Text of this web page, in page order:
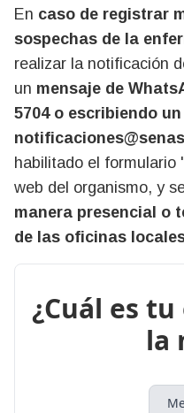
En caso de registrar
sospechas de la
realizar la notificación
un mensaje de
5704 o escribiendo
habilitado el formulario
web del organismo, y
manera presencial o
de las oficinas
¿Cuál es
la